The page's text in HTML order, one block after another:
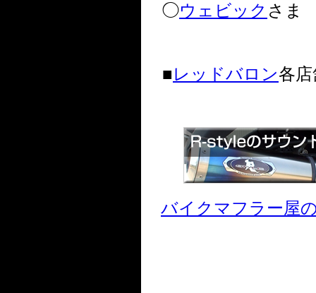
◯ウェビック さま
■レッドバロン各
バイクマフラー屋